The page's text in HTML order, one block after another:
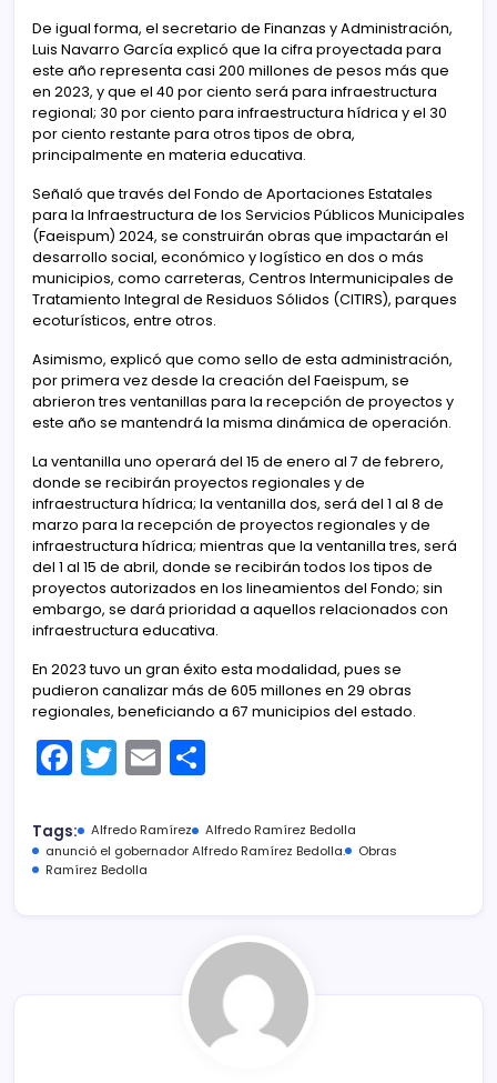
De igual forma, el secretario de Finanzas y Administración,
Luis Navarro García explicó que la cifra proyectada para
este año representa casi 200 millones de pesos más que
en 2023, y que el 40 por ciento será para infraestructura
regional; 30 por ciento para infraestructura hídrica y el 30
por ciento restante para otros tipos de obra,
principalmente en materia educativa.
Señaló que través del Fondo de Aportaciones Estatales
para la Infraestructura de los Servicios Públicos Municipales
(Faeispum) 2024, se construirán obras que impactarán el
desarrollo social, económico y logístico en dos o más
municipios, como carreteras, Centros Intermunicipales de
Tratamiento Integral de Residuos Sólidos (CITIRS), parques
ecoturísticos, entre otros.
Asimismo, explicó que como sello de esta administración,
por primera vez desde la creación del Faeispum, se
abrieron tres ventanillas para la recepción de proyectos y
este año se mantendrá la misma dinámica de operación.
La ventanilla uno operará del 15 de enero al 7 de febrero,
donde se recibirán proyectos regionales y de
infraestructura hídrica; la ventanilla dos, será del 1 al 8 de
marzo para la recepción de proyectos regionales y de
infraestructura hídrica; mientras que la ventanilla tres, será
del 1 al 15 de abril, donde se recibirán todos los tipos de
proyectos autorizados en los lineamientos del Fondo; sin
embargo, se dará prioridad a aquellos relacionados con
infraestructura educativa.
En 2023 tuvo un gran éxito esta modalidad, pues se
pudieron canalizar más de 605 millones en 29 obras
regionales, beneficiando a 67 municipios del estado.
F
a
c
e
T
w
itt
er
E
m
ai
l
m
p
tir
Tags: Alfredo Ramírez
Alfredo Ramírez Bedolla
anunció el gobernador Alfredo Ramírez Bedolla.
Obras
Ramírez Bedolla